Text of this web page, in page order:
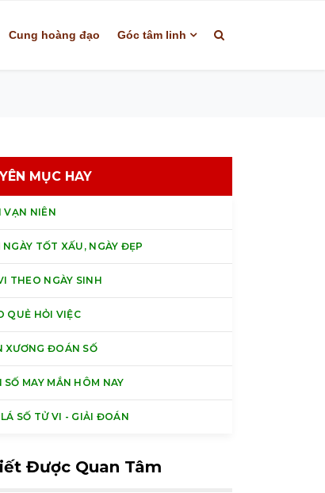
Cung hoàng đạo Góc tâm linh
MỤC HAY
VẠN NIÊN
NGÀY TỐT XẤU, NGÀY ĐẸP
THEO NGÀY SINH
QUẺ HỎI VIỆC
XƯƠNG ĐOÁN SỐ
SỐ MAY MẮN HÔM NAY
SỐ TỬ VI - GIẢI ĐOÁN
Được Quan Tâm